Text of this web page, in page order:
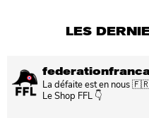
LES
La défaite est en nous
Le Shop FFL 👇